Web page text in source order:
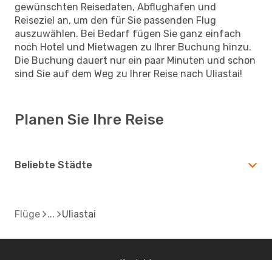
gewünschten Reisedaten, Abflughafen und
Reiseziel an, um den für Sie passenden Flug
auszuwählen. Bei Bedarf fügen Sie ganz einfach
noch Hotel und Mietwagen zu Ihrer Buchung hinzu.
Die Buchung dauert nur ein paar Minuten und schon
sind Sie auf dem Weg zu Ihrer Reise nach Uliastai!
Planen Sie Ihre Reise
Beliebte Städte
Flüge Uliastai